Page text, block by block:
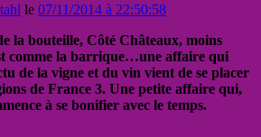
le 07/11/2014 à 22:50:58
la bouteille, Côté Châteaux, moins
comme la barrique…une affaire qui
de la vigne et du vin vient de se placer
de France 3. Une petite affaire qui,
à se bonifier avec le temps.